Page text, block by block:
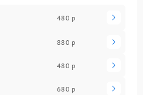
480 р
880 р
480 р
680 р